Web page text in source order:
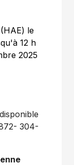
le
12 h
2025
304-